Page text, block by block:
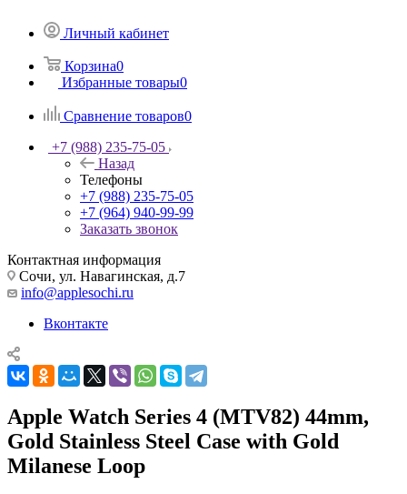
Личный кабинет
Корзина0
Избранные товары0
Сравнение товаров0
+7 (988) 235-75-05
Назад
Телефоны
+7 (988) 235-75-05
+7 (964) 940-99-99
Заказать звонок
Контактная информация
Сочи, ул. Навагинская, д.7
info@applesochi.ru
Вконтакте
Apple Watch Series 4 (MTV82) 44mm,
Gold Stainless Steel Case with Gold
Milanese Loop